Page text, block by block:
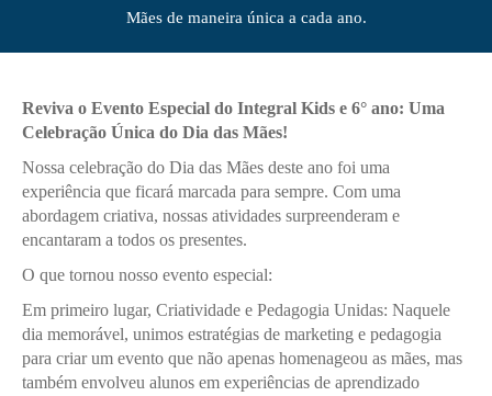
Mães de maneira única a cada ano.
Reviva o Evento Especial do Integral Kids e 6° ano: Uma
Celebração Única do Dia das Mães!
Nossa celebração do Dia das Mães deste ano foi uma
experiência que ficará marcada para sempre. Com uma
abordagem criativa, nossas atividades surpreenderam e
encantaram a todos os presentes.
O que tornou nosso evento especial:
Em primeiro lugar, Criatividade e Pedagogia Unidas: Naquele
dia memorável, unimos estratégias de marketing e pedagogia
para criar um evento que não apenas homenageou as mães, mas
também envolveu alunos em experiências de aprendizado